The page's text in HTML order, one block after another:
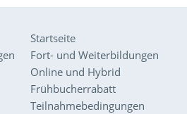
Startseite
Fort- und Weiterbildungen
Online und Hybrid
Frühbucherrabatt
Teilnahmebedingungen